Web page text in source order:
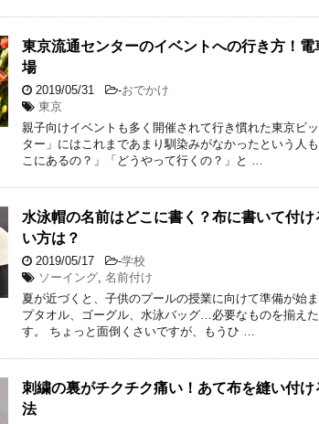
東京流通センターのイベントへの行き方！
場
2019/05/31 -おでかけ
東京
親子向けイベントも多く開催されて行き慣れた東京ビ
ター」にはこれまであまり馴染みがなかったという人
こにあるの？」「どうやって行くの？」と …
水泳帽の名前はどこに書く？布に書いて付
い方は？
2019/05/17 -学校
ソーイング, 名前付け
夏が近づくと、子供のプールの授業に向けて準備が始
プタオル、ゴーグル、水泳バッグ…必要なものを揃え
す。 ちょっと面倒くさいですが、もうひ …
刺繍の裏がチクチク痛い！あて布を縫い付
法